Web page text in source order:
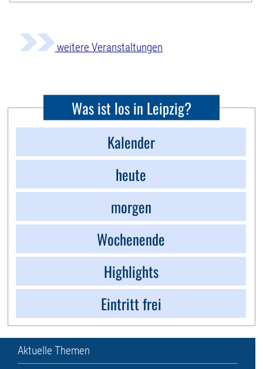
weitere Veranstaltungen
Was ist los in Leipzig?
Kalender
heute
morgen
Wochenende
Highlights
Eintritt frei
Aktuelle Themen